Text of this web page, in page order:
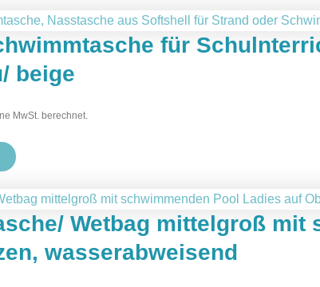
für
beige
MwSt. berechnet.
Wetbag mittelgroß mit
wasserabweisend